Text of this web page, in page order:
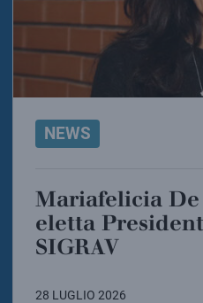
NEWS
Mariafelicia De Laurentis
eletta
SIGRAV
28 LUGLIO 2026